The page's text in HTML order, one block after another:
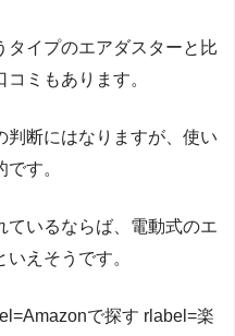
タイプのエアダスターと比
ミもあります。
判断にはなりますが、使い
す。
ているならば、電動式のエ
えそうです。
で探す rlabel=楽